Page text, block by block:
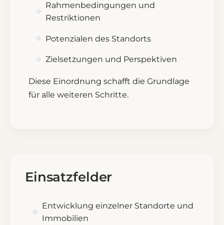
Rahmenbedingungen und
Restriktionen
Potenzialen des Standorts
Zielsetzungen und Perspektiven
Diese Einordnung schafft die Grundlage
für alle weiteren Schritte.
Einsatzfelder
Entwicklung einzelner Standorte und
Immobilien